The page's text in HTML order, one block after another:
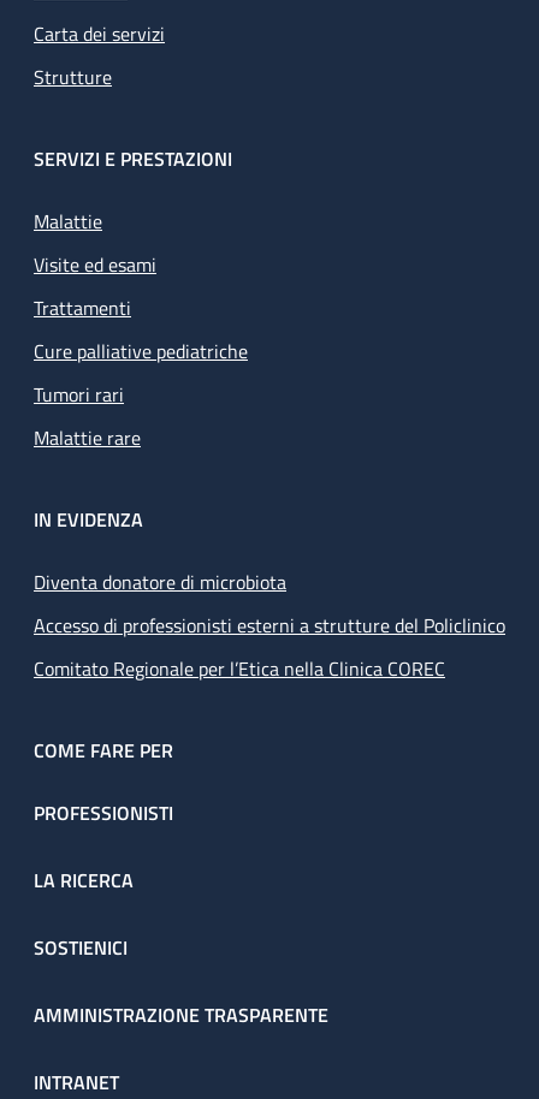
Carta dei servizi
Strutture
SERVIZI E PRESTAZIONI
Malattie
Visite ed esami
Trattamenti
Cure palliative pediatriche
Tumori rari
Malattie rare
IN EVIDENZA
Diventa donatore di microbiota
Accesso di professionisti esterni a strutture del Policlinico
Comitato Regionale per l’Etica nella Clinica COREC
COME FARE PER
PROFESSIONISTI
LA RICERCA
SOSTIENICI
AMMINISTRAZIONE TRASPARENTE
INTRANET